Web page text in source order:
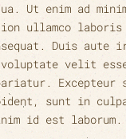
Ut enim ad
ullamco
Duis
velit
Excepteur
sunt in
id est laborum.